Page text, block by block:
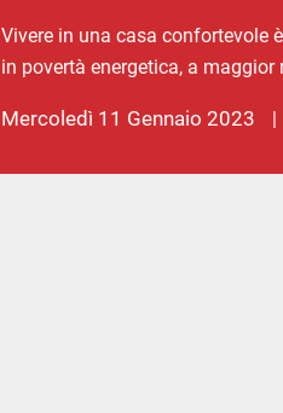
Vivere in una casa confortevole
in povertà energetica, a
mercoledì 11 Gennaio 2023 |